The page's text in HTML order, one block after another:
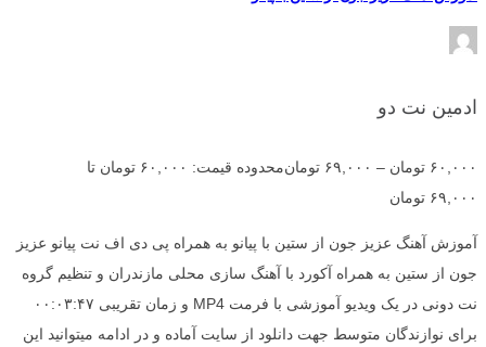
ادمین نت دو
۶۰,۰۰۰ تومان – ۶۹,۰۰۰ تومان
محدوده قیمت: ۶۰,۰۰۰ تومان تا
۶۹,۰۰۰ تومان
آموزش آهنگ عزیز جون از ستین با پیانو به همراه پی دی اف نت پیانو عزیز
جون از ستین به همراه آکورد با آهنگ سازی محلی مازندران و تنظیم گروه
نت دونی در یک ویدیو آموزشی با فرمت MP4 و زمان تقریبی ۰۰:۰۳:۴۷
برای نوازندگان متوسط جهت دانلود از سایت آماده و در ادامه میتوانید این